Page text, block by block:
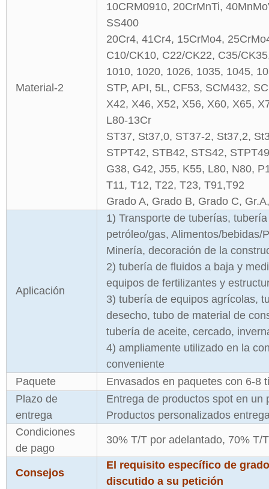
Material-2
10CRM0910, 20CrMnTi,
SS400
20Cr4, 41Cr4, 15CrMo4,
C10/CK10, C22/CK22, C35/
1010, 1020, 1026, 1035, 1045,
STP, API, 5L, CF53, SCM432,
X42, X46, X52, X56, X60, X65,
L80-13Cr
ST37, St37,0, ST37-2, St37,2,
STPT42, STB42, STS42,
G38, G42, J55, K55, L80, N80,
T11, T12, T22, T23, T91,T92
Grado A, Grado B, Grado C,
Aplicación
1) Transporte de tuberías,
petróleo/gas, Alimentos/
Minería, decoración de la
2) tubería de fluidos a baja y
equipos de fertilizantes y
3) tubería de equipos agrícolas,
desecho, tubo de material de
tubería de aceite, cercado,
4) ampliamente utilizado en la
conveniente
Paquete
Envasados en paquetes con 6-8
Plazo de
entrega
Entrega de productos spot en
Productos personalizados
Condiciones
de pago
30% T/T por adelantado, 70% T/
Consejos
El requisito específico de
discutido a su petición